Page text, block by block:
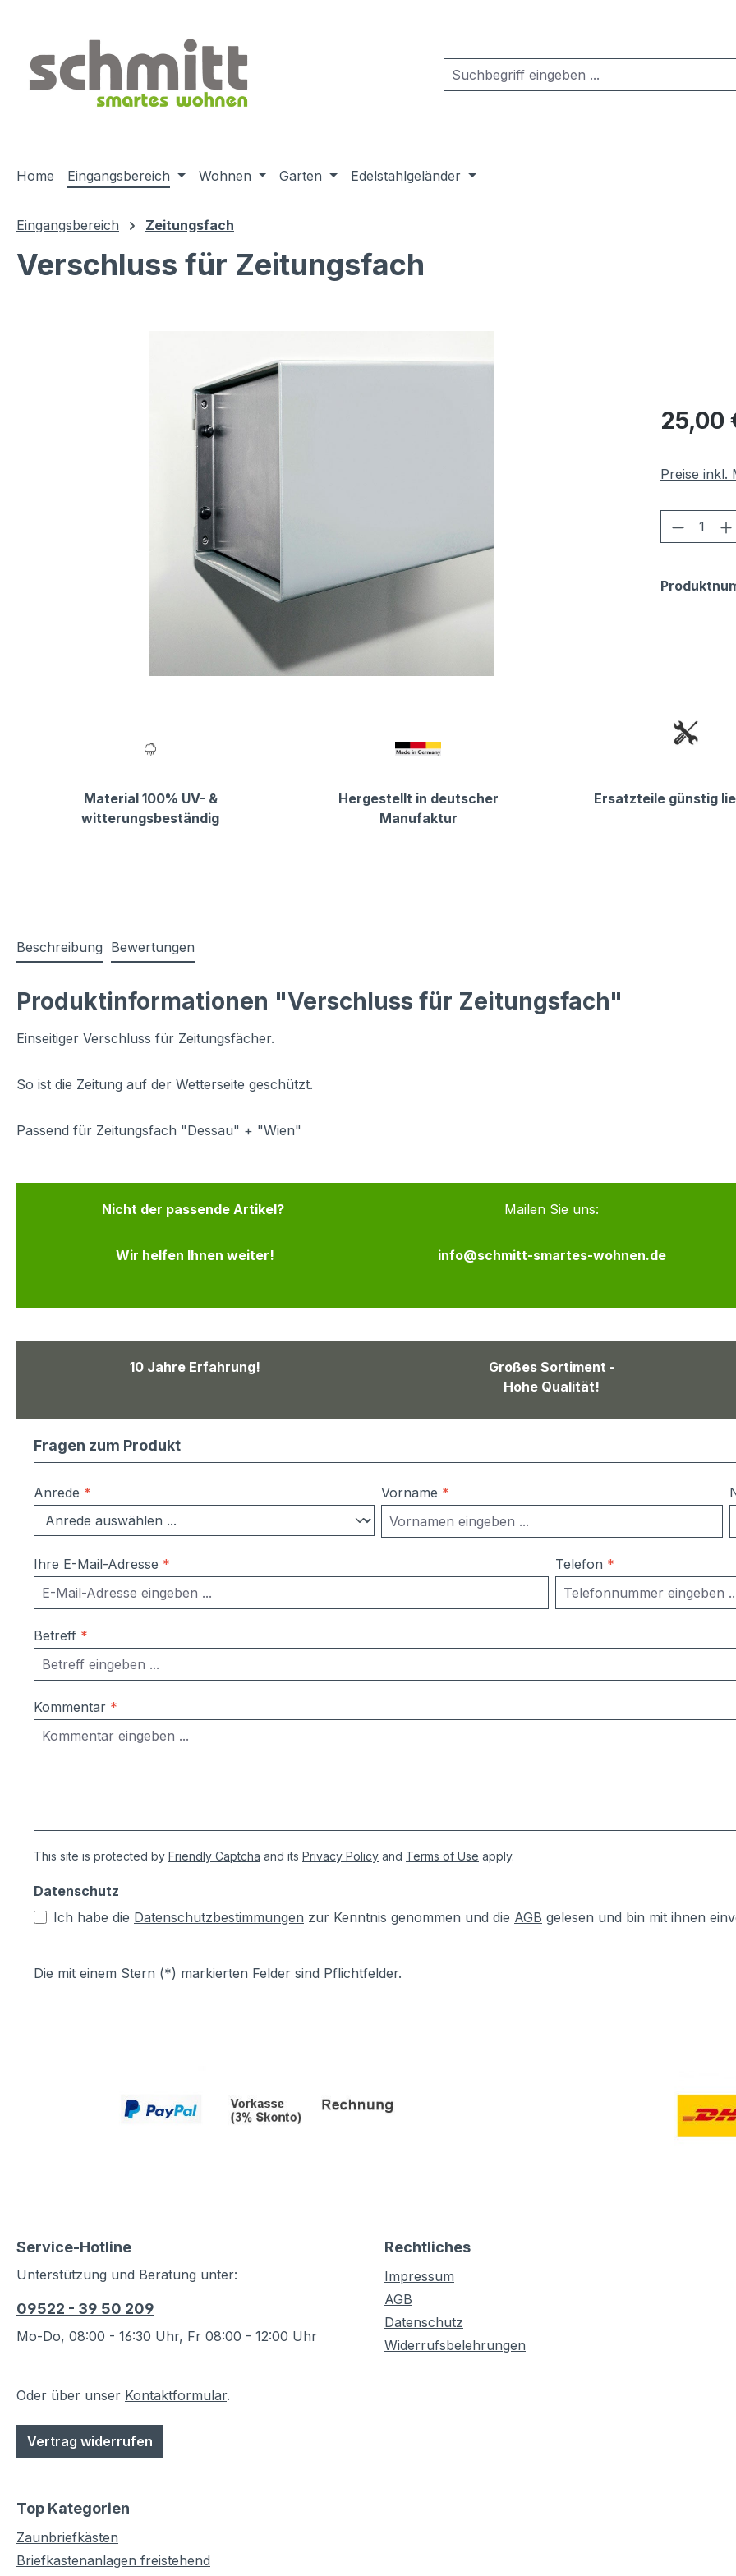
Home Eingangsbereich Wohnen Garten Edelstahlgeländer
Eingangsbereich Zeitungsfach
Verschluss für Zeitungsfach
Regulärer
25,00
Preise inkl.
Material 100% UV- &
witterungsbeständig
Hergestellt in deutscher
Manufaktur
Ersatzteile günstig
Beschreibung Bewertungen
Produktinformationen "Verschluss für Zeitungsfach"
Einseitiger Verschluss für Zeitungsfächer.
So ist die Zeitung auf der Wetterseite geschützt.
Passend für Zeitungsfach "Dessau" + "Wien"
Nicht der passende Artikel?
Wir helfen Ihnen weiter!
Mailen Sie uns:
info@schmitt-smartes-wohnen.de
10 Jahre Erfahrung!
Großes Sortiment -
Hohe Qualität!
Fragen zum Produkt
Anrede * Vorname *
Ihre E-Mail-Adresse * Telefon *
Betreff *
Kommentar *
This site is protected by Friendly Captcha and its Privacy Policy and Terms of Use apply.
Datenschutz
Ich habe die Datenschutzbestimmungen zur Kenntnis genommen und die AGB gelesen und bin mit ihnen
Die mit einem Stern (*) markierten Felder sind Pflichtfelder.
Service-Hotline
Unterstützung und Beratung unter:
09522 - 39 50 209
Mo-Do, 08:00 - 16:30 Uhr, Fr 08:00 - 12:00 Uhr
Oder über unser Kontaktformular.
Vertrag widerrufen
Rechtliches
Impressum
AGB
Datenschutz
Widerrufsbelehrungen
Top Kategorien
Zaunbriefkästen
Briefkastenanlagen freistehend